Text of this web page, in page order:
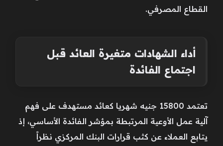
القطاع المصرفي.
أداء الشهادات متغيرة العائد قبل
اجتماع الفائدة
تعتمد 15800 جنيه شهريا كعائد مستهدف على فهم
آلية عمل الأوعية المرتبطة بمؤشر الفائدة الأساسي، إذ
يتابع العملاء عن كثب قرارات البنك المركزي نظراً